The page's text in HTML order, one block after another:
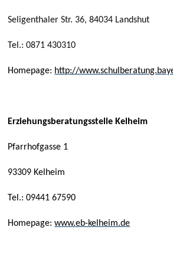
Seligenthaler Str. 36, 84034 Landshut
Tel.: 0871 430310
Homepage: http://
Erziehungsberatungsstelle Kelheim
Pfarrhofgasse 1
93309 Kelheim
Tel.: 09441 67590
Homepage:www.eb-kelheim.de